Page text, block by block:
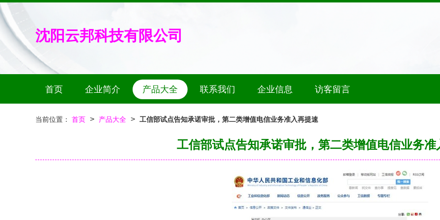
沈阳云邦科技有限公司
首页 企业简介 产品大全 联系我们 企业信息 访客留言
当前位置： 首页 > 产品大全 > 工信部试点告知承诺审批，第二类增值电信业务准入再提速
工信部试点告知承诺审批，第二类增值电信业务准